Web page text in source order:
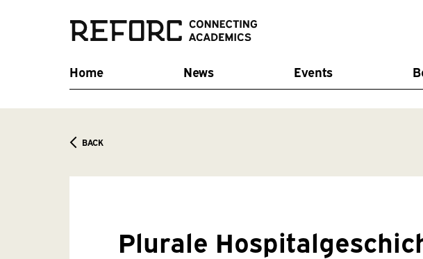
Home News Events
BACK
Plurale